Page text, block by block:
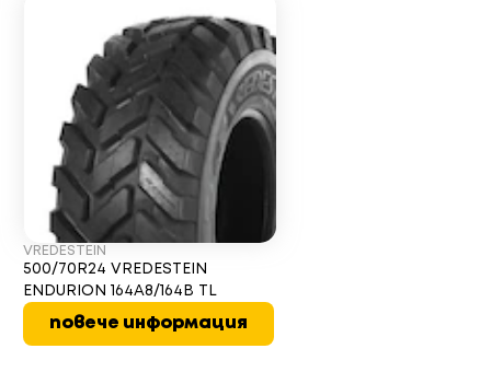
VREDESTEIN
500/70R24 VREDESTEIN
ENDURION 164A8/164B TL
повече информация